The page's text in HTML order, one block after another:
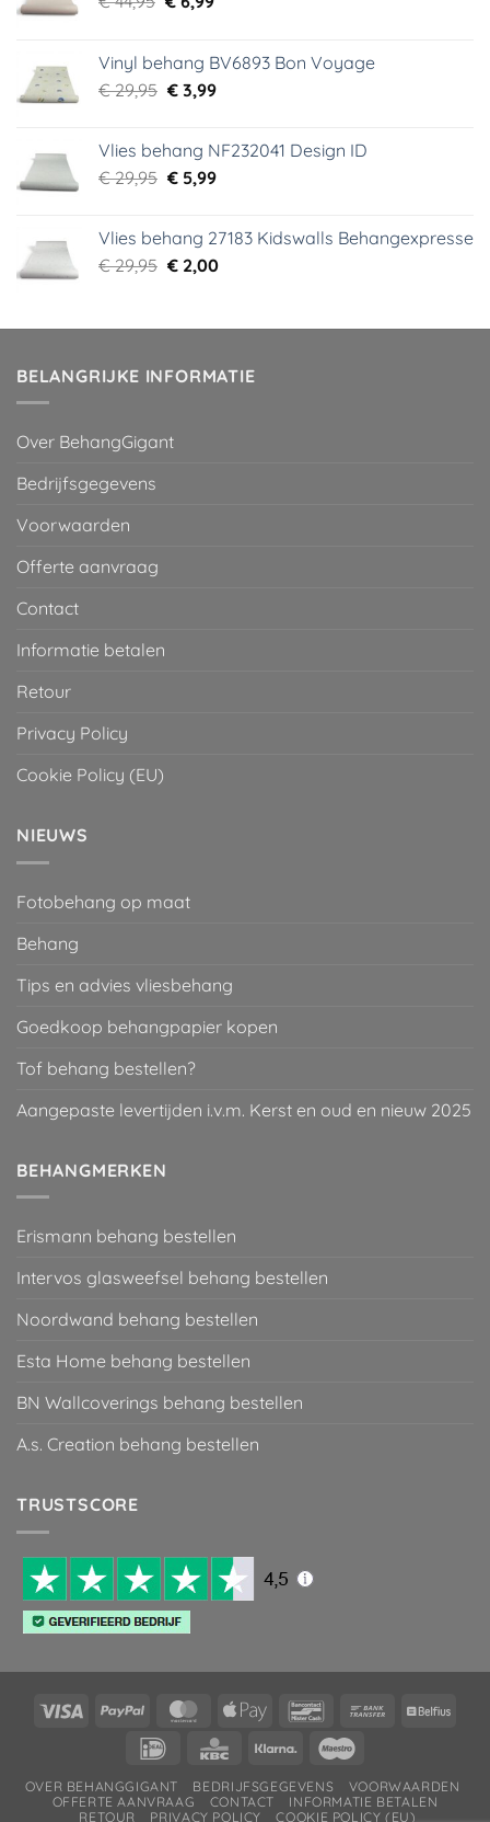
€ 44,95.€ 6,99.
Vinyl behang BV6893 Bon Voyage
€29,95 Oorspronkelijke
€ 29,95.
€3,99Huidige
€ 3,99.
Vlies behang NF232041 Design ID
€29,95 Oorspronkelijke
€ 29,95.
€5,99Huidige
€ 5,99.
Vlies behang 27183 Kidswalls Behangexpresse
€29,95 Oorspronkelijke
€ 29,95.
€2,00Huidige
€ 2,00.
BELANGRIJKE INFORMATIE
Over BehangGigant
Bedrijfsgegevens
Voorwaarden
Offerte aanvraag
Contact
Informatie betalen
Retour
Privacy Policy
Cookie Policy (EU)
NIEUWS
Fotobehang op maat
Behang
Tips en advies vliesbehang
Goedkoop behangpapier kopen
Tof behang bestellen?
Aangepaste levertijden i.v.m. Kerst en oud en nieuw 2025
BEHANGMERKEN
Erismann behang bestellen
Intervos glasweefsel behang bestellen
Noordwand behang bestellen
Esta Home behang bestellen
BN Wallcoverings behang bestellen
A.s. Creation behang bestellen
TRUSTSCORE
Visa PayPal MasterCard
Apple
BancontactBank
IDeal
KBC Klarna
OVER BEHANGGIGANT BEDRIJFSGEGEVENS
VOORWAARDEN
OFFERTE AANVRAAG
CONTACT
INFORMATIE BETALEN
RETOUR
PRIVACY POLICY COOKIE POLICY (EU)